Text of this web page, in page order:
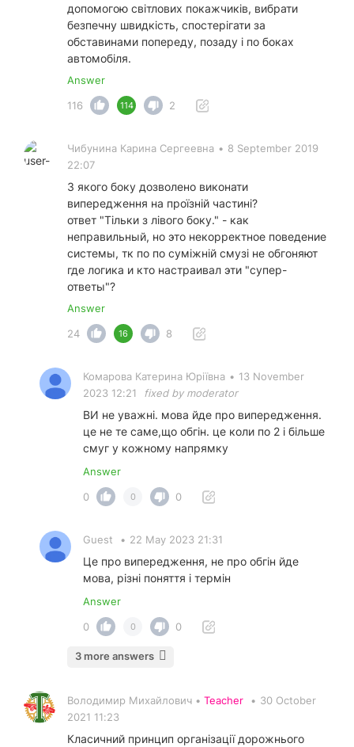
допомогою світлових покажчиків, вибрати
безпечну швидкість, спостерігати за
обставинами попереду, позаду і по боках
автомобіля.
Answer
116
114 2
Чибунина Карина Сергеевна • 8 September 2019
22:07
З якого боку дозволено виконати
випередження на проїзній частині?
ответ "Тільки з лівого боку." - как
неправильный, но это некорректное поведение
системы, тк по по суміжній смузі не обгоняют
где логика и кто настраивал эти "супер-
ответы"?
Answer
24
16 8
Комарова Катерина Юріївна • 13 November
2023 12:21
fixed by moderator
ВИ не уважні. мова йде про випередження.
це не те саме,що обгін. це коли по 2 і більше
смуг у кожному напрямку
Answer
0
0 0
Guest • 22 May 2023 21:31
Це про випередження, не про обгін йде
мова, різні поняття і термін
Answer
0
0 0
3 more answers
Володимир Михайлович • Teacher • 30 October
2021 11:23
Класичний принцип організації дорожнього